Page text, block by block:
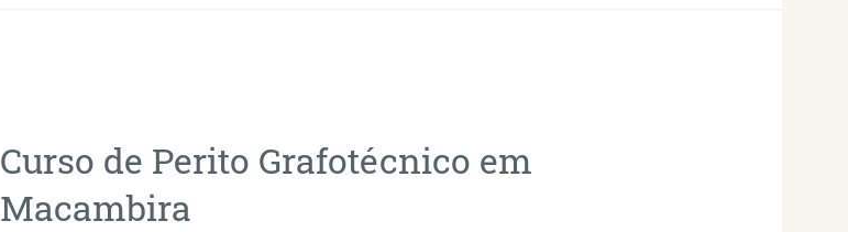
Curso de Perito Grafotécnico em
Macambira